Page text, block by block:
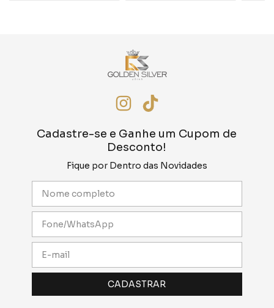
Cadastre-se e Ganhe um Cupom de
Desconto!
Fique por Dentro das Novidades